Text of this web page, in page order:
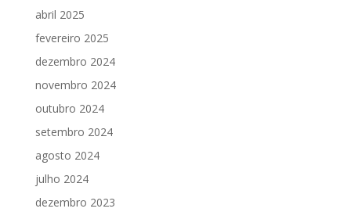
abril 2025
fevereiro 2025
dezembro 2024
novembro 2024
outubro 2024
setembro 2024
agosto 2024
julho 2024
dezembro 2023